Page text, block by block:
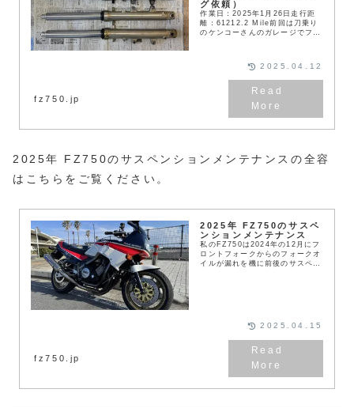
グ依頼）
作業日：2025年1月26日走行距
離：61212.2 Mile前回は刀乗り
のケンコーさんのガレージでフロ
fz750.jp
2025.04.12
2025年 FZ750のサスペンションメンテナンスの全容
はこちらをご覧ください。
2025年 FZ750のサスペ
ンションメンテナンス
私のFZ750は2024年の12月にフ
ロントフォークからのフォークオ
イルが漏れを機に前後のサスペン
fz750.jp
2025.04.15